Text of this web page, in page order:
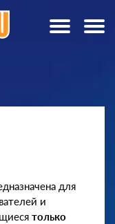
для
и
только